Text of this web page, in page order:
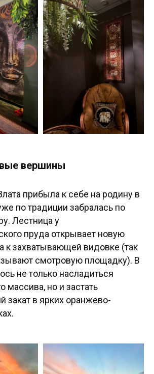
вершины
прибыла к себе на родину в
по традиции забралась по
Лестница у
пруда открывает новую
к захватывающей видовке (так
смотровую площадку). В
не только насладиться
массива, но и застать
закат в ярких оранжево-